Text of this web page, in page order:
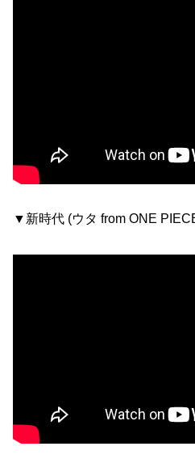
▼新時代 (ウタ from ONE